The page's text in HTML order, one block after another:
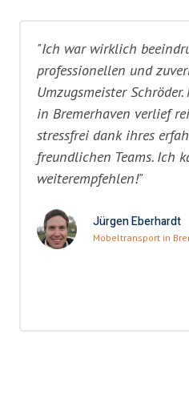
"Ich war wirklich
professionellen und
Umzugsmeister
in Bremerhaven verlief
stressfrei dank ihres
freundlichen Teams. Ich
weiterempfehlen!"
Jürgen Eberhardt
Möbeltransport in